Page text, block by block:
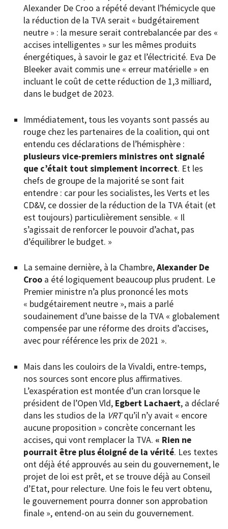
Alexander De Croo a répété devant l’hémicycle que
la réduction de la TVA serait « budgétairement
neutre » : la mesure serait contrebalancée par des «
accises intelligentes » sur les mêmes produits
énergétiques, à savoir le gaz et l’électricité. Eva De
Bleeker avait commis une « erreur matérielle » en
incluant le coût de cette réduction de 1,3 milliard,
dans le budget de 2023.
Immédiatement, tous les voyants sont passés au
rouge chez les partenaires de la coalition, qui ont
entendu ces déclarations de l’hémisphère :
plusieurs vice-premiers ministres ont signalé
que c’était tout simplement incorrect. Et les
chefs de groupe de la majorité se sont fait
entendre : car pour les socialistes, les Verts et les
CD&V, ce dossier de la réduction de la TVA était (et
est toujours) particulièrement sensible. « Il
s’agissait de renforcer le pouvoir d’achat, pas
d’équilibrer le budget. »
La semaine dernière, à la Chambre,Alexander De
Croo a été logiquement beaucoup plus prudent. Le
Premier ministre n’a plus prononcé les mots
« budgétairement neutre », mais a parlé
soudainement d’une baisse de la TVA « globalement
compensée par une réforme des droits d’accises,
avec pour référence les prix de 2021 ».
Mais dans les couloirs de la Vivaldi, entre-temps,
nos sources sont encore plus affirmatives.
L’exaspération est montée d’un cran lorsque le
président de l’Open Vld, Egbert Lachaert, a déclaré
dans les studios de la VRTqu’il n’y avait « encore
aucune proposition » concrète concernant les
accises, qui vont remplacer la TVA. « Rien ne
pourrait être plus éloigné de la vérité. Les textes
ont déjà été approuvés au sein du gouvernement, le
projet de loi est prêt, et se trouve déjà au Conseil
d’Etat, pour relecture. Une fois le feu vert obtenu,
le gouvernement pourra donner son approbation
finale », entend-on au sein du gouvernement.